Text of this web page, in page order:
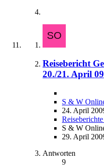
Reisebericht
20./21. April 09
S & W
24. April
S & W
29. April
Antworten
9